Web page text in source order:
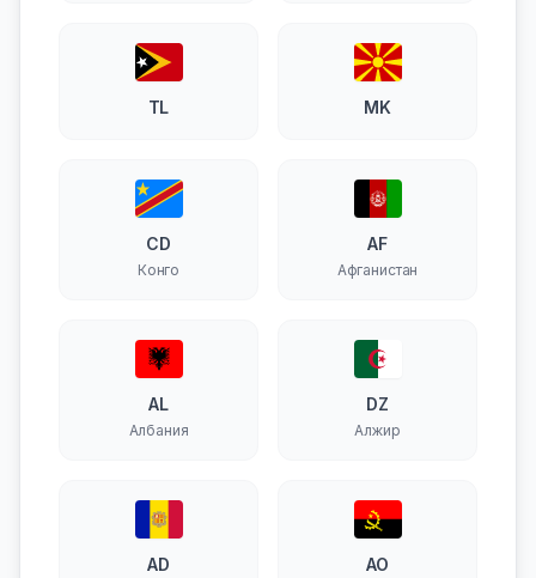
TL MK
CD
Конго
AF
Афганистан
AL
Албания
DZ
Алжир
AD AO